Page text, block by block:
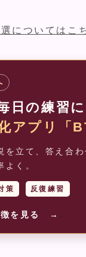
についてはこ
日の練習に
アプリ「
を立て、答え合
よく。
策 反復練習
徴を見る →